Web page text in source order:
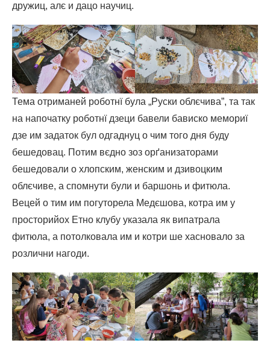
дружиц, алє и дацо научиц.
Тема отриманей роботнї була „Руски облєчива”, та так
на напочатку роботнї дзеци бавели бависко мемориї
дзе им задаток бул одгаднуц о чим того дня буду
бешедовац. Потим вєдно зоз орґанизаторами
бешедовали о хлопским, женским и дзивоцким
облєчиве, а спомнути були и баршонь и фитюла.
Вецей о тим им погуторела Медєшова, котра им у
просторийох Етно клубу указала як випатрала
фитюла, а потолковала им и котри ше хасновало за
розлични нагоди.